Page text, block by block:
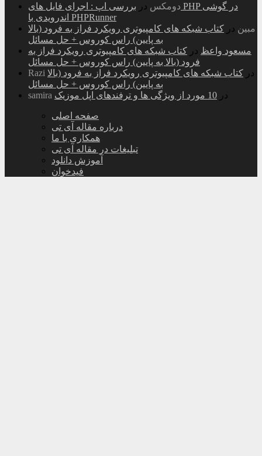
دومکس در بررسی اپ : اجرای فایل های PHP در گوشی
اندرویدی با PHPRunner
مبین در کتاب شبکه های کامپیوتری رویکرد فراز به فرود (بالا
به پایین) راس کوروس + حل مسائل
مسعود واعظ در کتاب شبکه های کامپیوتری رویکرد فراز به
فرود (بالا به پایین) راس کوروس + حل مسائل
Razi
در کتاب شبکه های کامپیوتری رویکرد فراز به فرود (بالا
به پایین) راس کوروس + حل مسائل
samira
در 10 مورد از ویژگی ها و ترفندهای اپل موزیک
صفحه اصلی
درباره مقاله آی تی
همکاری با ما
تبلیغات در مقاله آی تی
آموزش دانلود
فیدخوان